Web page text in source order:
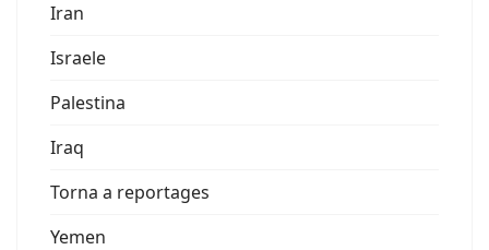
Iran
Israele
Palestina
Iraq
Torna a reportages
Yemen